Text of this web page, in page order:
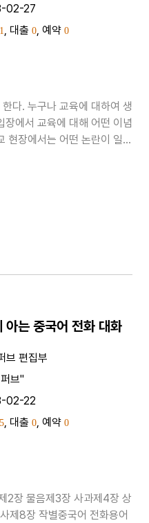
02-27
1, 대출 0, 예약 0
다. 누구나 교육에 대하여 생
에서 교육에 대해 어떤 이념
현장에서는 어떤 논란이 일어
아는 중국어 전화 대화
브 편집부
브"
02-22
5, 대출 0, 예약 0
2장 물음제3장 사과제4장 상
제8장 작별중국어 전화용어